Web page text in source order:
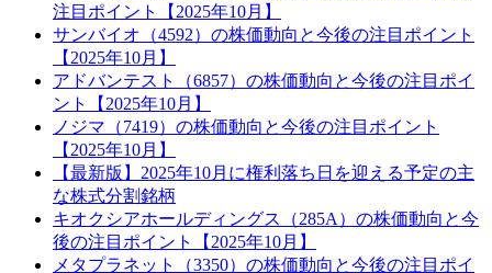
注目ポイント【2025年10月】
サンバイオ（4592）の株価動向と今後の注目ポイント
【2025年10月】
アドバンテスト（6857）の株価動向と今後の注目ポイ
ント【2025年10月】
ノジマ（7419）の株価動向と今後の注目ポイント
【2025年10月】
【最新版】2025年10月に権利落ち日を迎える予定の主
な株式分割銘柄
キオクシアホールディングス（285A）の株価動向と今
後の注目ポイント【2025年10月】
メタプラネット（3350）の株価動向と今後の注目ポイ